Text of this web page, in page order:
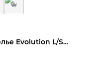
Компрессионное белье Evolution L/S Top